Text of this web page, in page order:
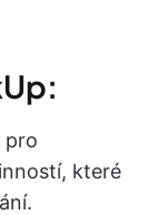
pro
které